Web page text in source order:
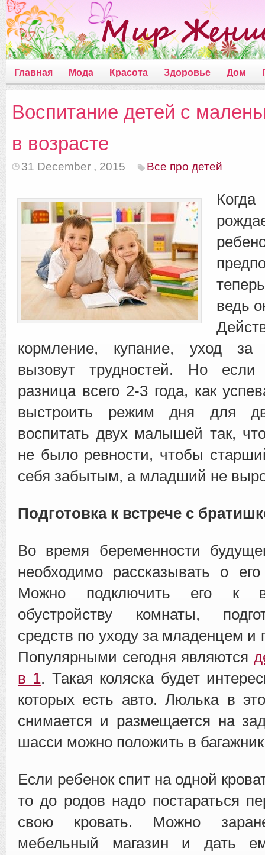
Главная Мода Красота Здоровье Дом
Воспитание детей с
в возрасте
31 December , 2015 Все про детей
ведь
кормление, купание, уход
вызовут трудностей. Но если
разница всего 2-3 года, как
выстроить режим дня для
воспитать двух малышей так,
не было ревности, чтобы
себя забытым, а младший не
Подготовка к встрече с
Во время беременности
необходимо рассказывать о
Можно подключить его к
обустройству комнаты,
средств по уходу за младенцем и
Популярными сегодня являются
в 1 . Такая коляска будет
которых есть авто. Люлька в
снимается и размещается на
шасси можно положить в
Если ребенок спит на одной
то до родов надо постараться
свою кровать. Можно
мебельный магазин и дать